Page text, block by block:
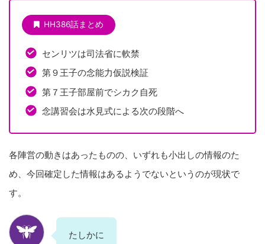
HH386話まとめ
センリツは司法省に軟禁
第９王子の念能力仮説検証
第７王子部屋前でシカク自死
念講習会は水見式による次の段階へ
各陣営の動きはあったものの、いずれも小出しの情報のた
め、今回確定した情報はあるようでないというのが現状で
す。
たしかに